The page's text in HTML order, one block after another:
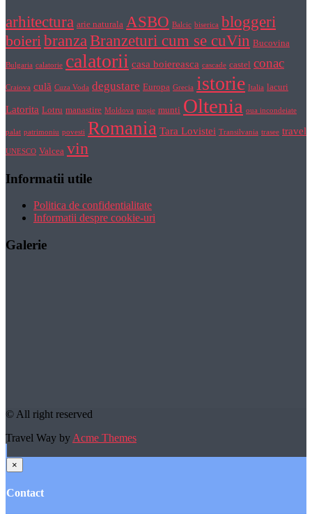
arhitectura arie naturala ASBO Balcic biserica bloggeri
boieribranza Branzeturi cum se cuVin Bucovina
Bulgaria calatorie calatorii casa boiereasca cascade castel conac
Craiova culă Cuza Voda degustare Europa Grecia istorie Italia lacuri
Latorita Lotru manastire Moldova moșie munti Oltenia oua incondeiate
palat patrimoniu povesti Romania Tara Lovistei Transilvania trasee travel
UNESCO Valcea vin
Informatii utile
Politica de confidentialitate
Informatii despre cookie-uri
Galerie
© All right reserved
Travel Way by Acme Themes
×
Contact